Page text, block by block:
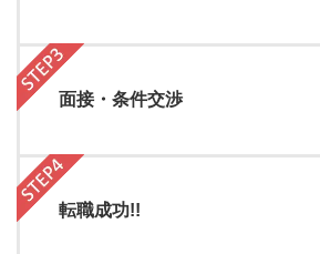
面接・条件交渉
転職成功!!